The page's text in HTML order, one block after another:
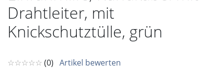
Drahtleiter, mit
Knickschutztülle, grün
☆☆☆☆☆ (0) Artikel bewerten